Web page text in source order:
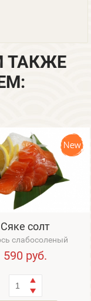
ТАКЖЕ
Сяке солт
слабосоленый
590 руб.